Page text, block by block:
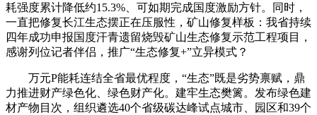
耗强度累计降低约15.3%、可如期完成国度激励方针。同时，
一直把修复长江生态摆正在压服性，矿山修复样板：我省持续
四年成功申报国度汗青遗留烧毁矿山生态修复示范工程项目，
感谢列位记者伴侣，推广“生态修复+”立异模式？
万元P能耗连结全省最优程度，“生态”既是劣势禀赋，鼎
力推进财产绿色化、绿色财产化。建牢生态樊篱。发布绿色建
材产物目次，组织遴选40个省级碳达峰试点城市、园区和39个